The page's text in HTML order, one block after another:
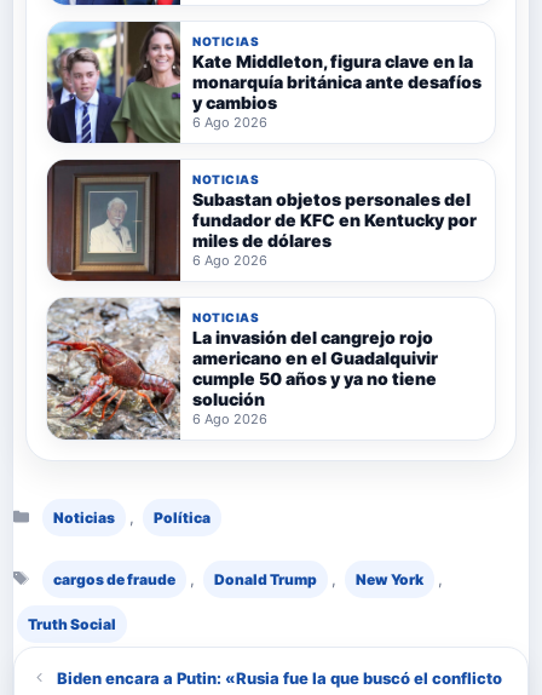
NOTICIAS
Kate Middleton, figura clave en la
monarquía británica ante desafíos
y cambios
6 Ago 2026
NOTICIAS
Subastan objetos personales del
fundador de KFC en Kentucky por
miles de dólares
6 Ago 2026
NOTICIAS
La invasión del cangrejo rojo
americano en el Guadalquivir
cumple 50 años y ya no tiene
solución
6 Ago 2026
Noticias , Política
cargos de fraude , Donald Trump , New York ,
Truth Social
Biden encara a Putin: «Rusia fue la que buscó el conflicto